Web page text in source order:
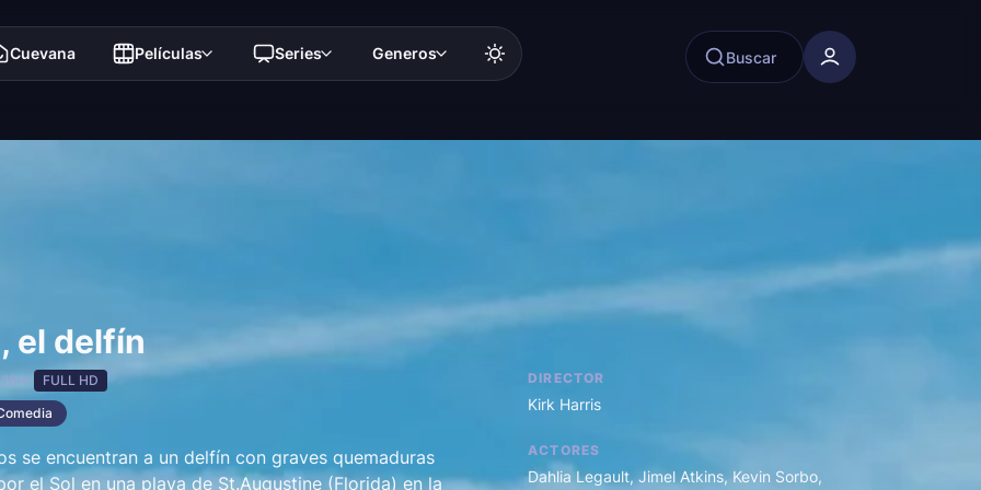
Cuevana Películas Series Generos Buscar
el delfín
28m
FULL HD
se encuentran a un delfín con graves quemaduras
el Sol en una playa de St.Augustine (Florida) en la
DIRECTOR
Kirk Harris
ACTORES
Dahlia Legault,Jimel Atkins, Kevin Sorbo,